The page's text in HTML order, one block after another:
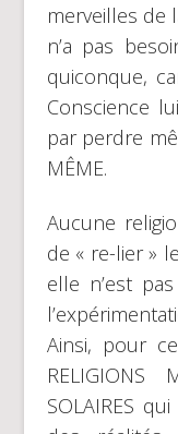
merveilles de
n’a pas
quiconque,
Conscience
par perdre
MÊME.
Aucune
de « re-lier »
elle n’est
Ainsi, pour
RELIGIONS
SOLAIRES